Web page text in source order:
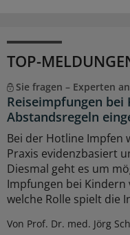
TOP-
Sie fragen – Experten
Reiseimpfungen bei
Abstandsregeln
Bei der Hotline Impfen
Praxis evidenzbasiert
Diesmal geht es um
Impfungen bei Kindern
welche Rolle spielt die
Von Prof. Dr. med. Jörg